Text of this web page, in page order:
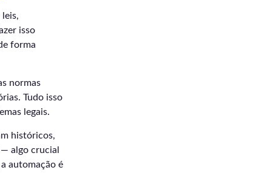
isso
forma
normas
Tudo isso
legais.
históricos,
algo crucial
automação é